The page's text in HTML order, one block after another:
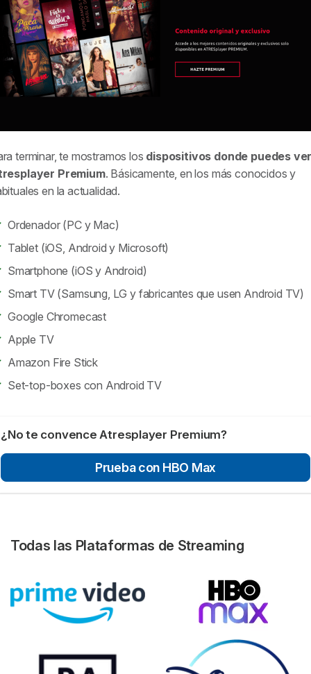
terminar, te mostramos los dispositivos donde puedes
Premium. Básicamente, en los más conocidos y
en la actualidad.
Ordenador (PC y Mac)
Tablet (iOS, Android y Microsoft)
Smartphone (iOS y Android)
Smart TV (Samsung, LG y fabricantes que usen Android TV)
Google Chromecast
Apple TV
Amazon Fire Stick
Set-top-boxes con Android TV
¿No te convence Atresplayer Premium?
Prueba con HBO Max
Todas las Plataformas de Streaming